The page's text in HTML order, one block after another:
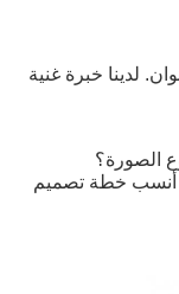
لدينا خبرة غنية
أنسب خطة تصميم